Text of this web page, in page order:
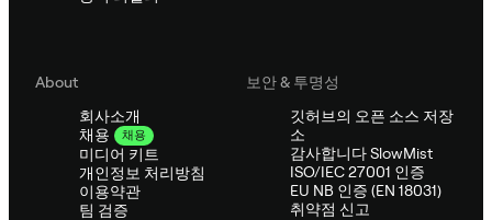
About
회사소개
채용
채용
미디어 키트
개인정보 처리방침
이용약관
팀 검증
보안 & 투명성
깃허브의 오픈 소스 저장
소
감사합니다 SlowMist
ISO/IEC 27001 인증
EU NB 인증 (EN 18031)
취약점 신고